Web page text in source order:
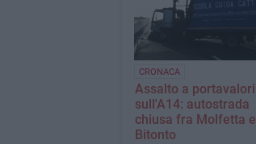
CRONACA
Assalto a portavalori
sull'A14: autostrada
chiusa fra Molfetta e
Bitonto